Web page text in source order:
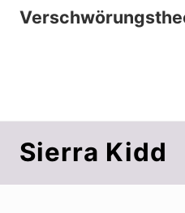
Menu
Zum
Zur
Sierra Kidd